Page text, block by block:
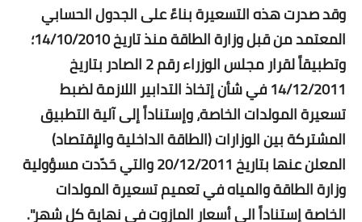
وقد صدرت هذه التسعيرة بناءً على الجدول الحسابي
المعتمد من قبل وزارة الطاقة منذ تاريخ 14/10/2010؛
وتطبيقاً لقرار مجلس الوزراء رقم 2 الصادر بتاريخ
14/12/2011 في شأن إتخاذ التدابير اللازمة لضبط
تسعيرة المولدات الخاصة، وإستناداً إلى آلية التطبيق
المشتركة بين الوزارات (الطاقة الداخلية والإقتصاد)
المعلن عنها بتاريخ 20/12/2011 والتي حَدّدت مسؤولية
وزارة الطاقة والمياه في تعميم تسعيرة المولدات
الخاصة إستناداً الى أسعار المازوت في نهاية كل شهر".